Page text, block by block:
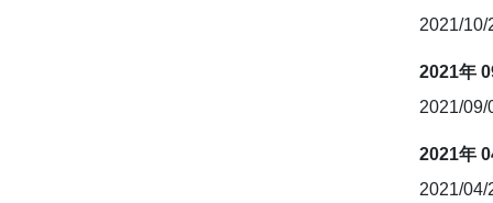
2021/10/
2021年
2021/09/
2021年
2021/04/